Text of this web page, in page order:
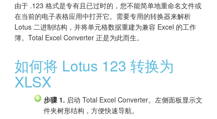
由于 .123 格式是专有且已过时的，您不能简单地重命名文件或
在当前的电子表格应用中打开它。需要专用的转换器来解析
Lotus 二进制结构，并将单元格数据重建为兼容 Excel 的工作
簿。Total Excel Converter 正是为此而生。
如何将 Lotus 123 转换为
XLSX
步骤 1. 启动 Total Excel Converter。左侧面板显示文
件夹树形结构，方便快速导航。